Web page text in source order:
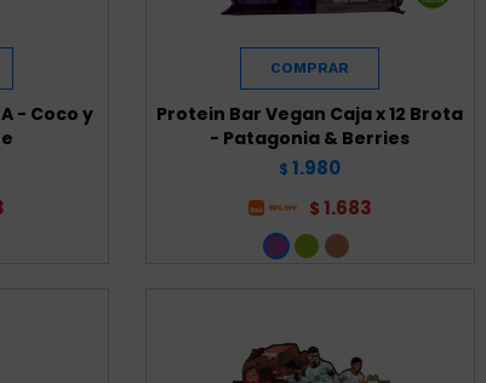
- Coco y
Protein Bar Vegan Caja x 12 Brota
- Patagonia & Berries
$ 1.980
$ 1.683